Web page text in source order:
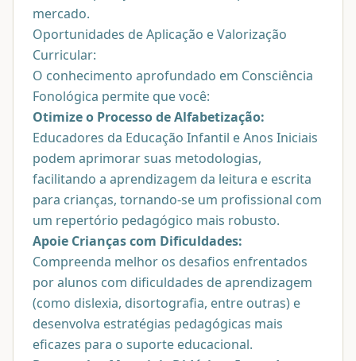
mercado.
Oportunidades de Aplicação e Valorização
Curricular:
O conhecimento aprofundado em Consciência
Fonológica permite que você:
Otimize o Processo de Alfabetização:
Educadores da Educação Infantil e Anos Iniciais
podem aprimorar suas metodologias,
facilitando a aprendizagem da leitura e escrita
para crianças, tornando-se um profissional com
um repertório pedagógico mais robusto.
Apoie Crianças com Dificuldades:
Compreenda melhor os desafios enfrentados
por alunos com dificuldades de aprendizagem
(como dislexia, disortografia, entre outras) e
desenvolva estratégias pedagógicas mais
eficazes para o suporte educacional.